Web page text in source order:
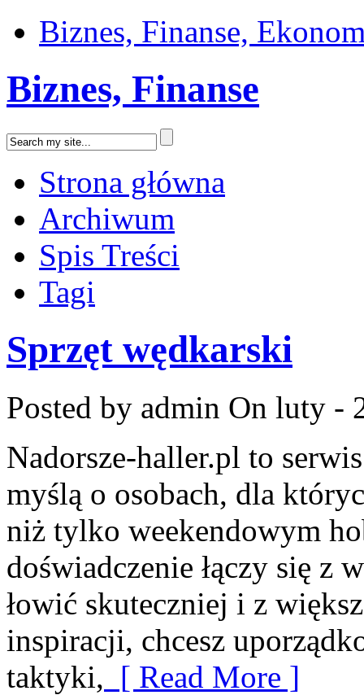
Biznes, Finanse,
Biznes, Finanse
Strona główna
Archiwum
Spis Treści
Tagi
Sprzęt wędkarski
Posted by admin On luty -
Nadorsze-haller.pl to
myślą o osobach, dla
niż tylko weekendowym
doświadczenie łączy się z
łowić skuteczniej i z
inspiracji, chcesz
taktyki, [ Read More ]